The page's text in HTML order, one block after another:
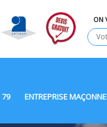
ON
79 ENTREPRISE